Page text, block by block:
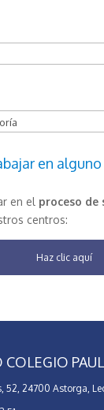
en
en el proceso de
centros:
Haz clic aquí
COLEGIO
52, 24700 Astorga,